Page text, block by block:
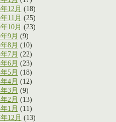
12月 (18)
11月 (25)
10月 (23)
9月 (9)
8月 (10)
7月 (22)
6月 (23)
5月 (18)
4月 (12)
3月 (9)
2月 (13)
1月 (11)
12月 (13)